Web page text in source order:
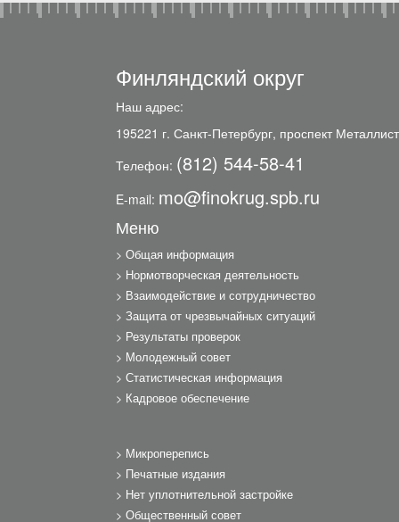
Финляндский округ
Наш адрес:
195221 г. Санкт-Петербург, проспект
Телефон: (812) 544-58-41
E-mail: mo@finokrug.spb.ru
Меню
Общая информация
Нормотворческая деятельность
Взаимодействие и сотрудничество
Защита от чрезвычайных ситуаций
Результаты проверок
Молодежный совет
Статистическая информация
Кадровое обеспечение
Микроперепись
Печатные издания
Нет уплотнительной застройке
Общественный совет